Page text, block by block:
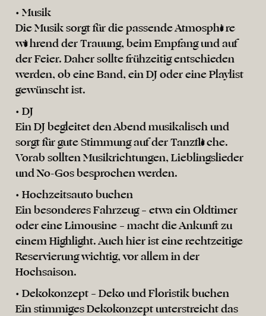
• Musik
Die Musik sorgt für die passende Atmosphäre
während der Trauung, beim Empfang und auf
der Feier. Daher sollte frühzeitig entschieden
werden, ob eine Band, ein DJ oder eine Playlist
gewünscht ist.
• DJ
Ein DJ begleitet den Abend musikalisch und
sorgt für gute Stimmung auf der Tanzfläche.
Vorab sollten Musikrichtungen, Lieblingslieder
und No-Gos besprochen werden.
• Hochzeitsauto buchen
Ein besonderes Fahrzeug – etwa ein Oldtimer
oder eine Limousine – macht die Ankunft zu
einem Highlight. Auch hier ist eine rechtzeitige
Reservierung wichtig, vor allem in der
Hochsaison.
• Dekokonzept – Deko und Floristik buchen
Ein stimmiges Dekokonzept unterstreicht das